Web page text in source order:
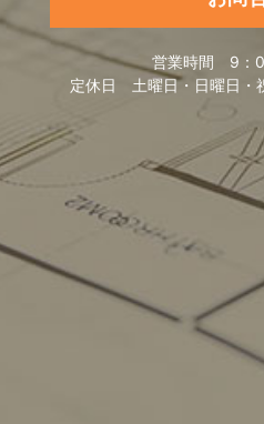
営業時間 9：
定休日 土曜日・日曜日・